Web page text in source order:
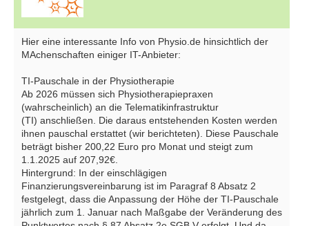
Hier eine interessante Info von Physio.de hinsichtlich der
MAchenschaften einiger IT-Anbieter:
TI-Pauschale in der Physiotherapie
Ab 2026 müssen sich Physiotherapiepraxen
(wahrscheinlich) an die Telematikinfrastruktur
(TI) anschließen. Die daraus entstehenden Kosten werden
ihnen pauschal erstattet (wir berichteten). Diese Pauschale
beträgt bisher 200,22 Euro pro Monat und steigt zum
1.1.2025 auf 207,92€.
Hintergrund: In der einschlägigen
Finanzierungsvereinbarung ist im Paragraf 8 Absatz 2
festgelegt, dass die Anpassung der Höhe der TI-Pauschale
jährlich zum 1. Januar nach Maßgabe der Veränderung des